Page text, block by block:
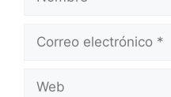
Correo
Web